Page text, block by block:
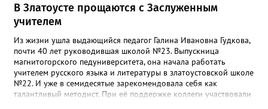
В Златоусте прощаются с Заслуженным
учителем
Из жизни ушла выдающийся педагог Галина Ивановна Гудкова,
почти 40 лет руководившая школой №23. Выпускница
магнитогорского педуниверситета, она начала работать
учителем русского языка и литературы в златоустовской школе
№22. И уже в семидесятые зарекомендовала себя как
талантливый методист. При её поддержке коллеги участвовали